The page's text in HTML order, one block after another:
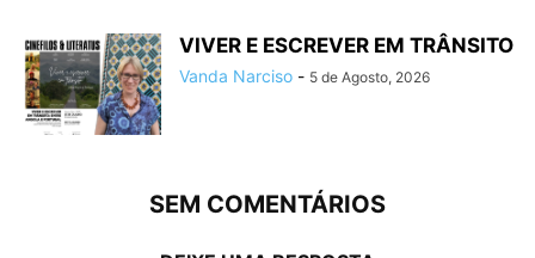
VIVER E ESCREVER EM TRÂNSITO
Vanda Narciso - 5 de Agosto, 2026
SEM COMENTÁRIOS